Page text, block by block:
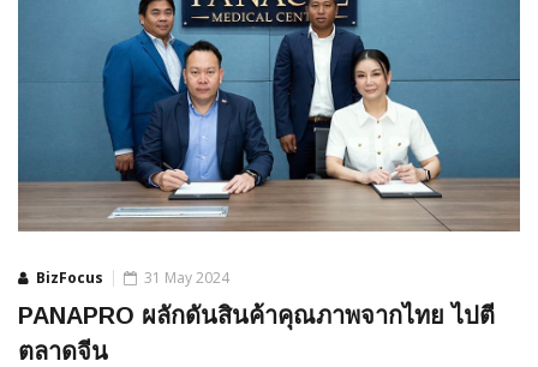
BizFocus 31 May 2024
PANAPRO ผลักดันสินค้าคุณภาพจากไทย ไปตี
ตลาดจีน